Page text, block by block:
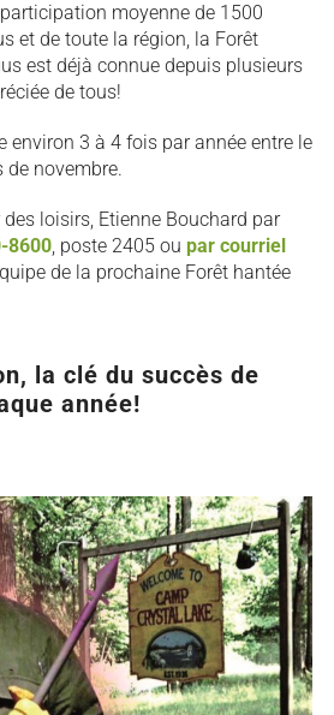
moyenne de 1500
et de toute la région, la Forêt
est déjà connue depuis plusieurs
de tous!
environ 3 à 4 fois par année entre le
de novembre.
loisirs, Etienne Bouchard par
8600, poste 2405 ou par courriel
de la prochaine Forêt hantée
la clé du succès de
année!